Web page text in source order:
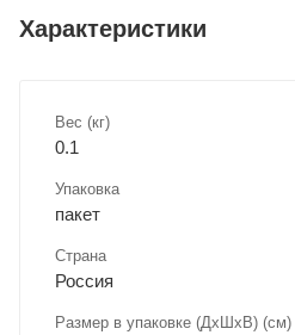
Характеристики
Вес (кг)
0.1
Упаковка
пакет
Страна
Россия
Размер в упаковке (ДхШxВ) (см)